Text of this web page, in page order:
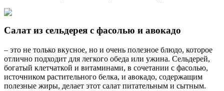
Салат из сельдерея с фасолью и авокадо
– это не только вкусное, но и очень полезное блюдо, которое
отлично подходит для легкого обеда или ужина. Сельдерей,
богатый клетчаткой и витаминами, в сочетании с фасолью,
источником растительного белка, и авокадо, содержащим
полезные жиры, делает этот салат питательным и сытным.